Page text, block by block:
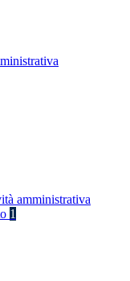
amministrativa
1